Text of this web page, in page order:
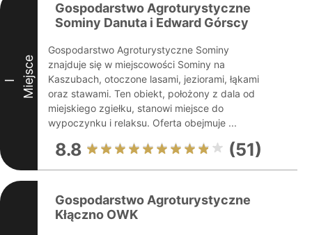
I Miejsce
Gospodarstwo Agroturystyczne
Sominy Danuta i Edward Górscy
Gospodarstwo Agroturystyczne Sominy
znajduje się w miejscowości Sominy na
Kaszubach, otoczone lasami, jeziorami, łąkami
oraz stawami. Ten obiekt, położony z dala od
miejskiego zgiełku, stanowi miejsce do
wypoczynku i relaksu. Oferta obejmuje ...
8.8 (51)
Gospodarstwo Agroturystyczne
Kłączno OWK